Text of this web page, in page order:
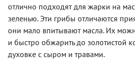
отлично подходят для жарки на
зеленью. Эти грибы отличаются
они мало впитывают масла. Их
и быстро обжарить до золотистой
духовке с сыром и травами.